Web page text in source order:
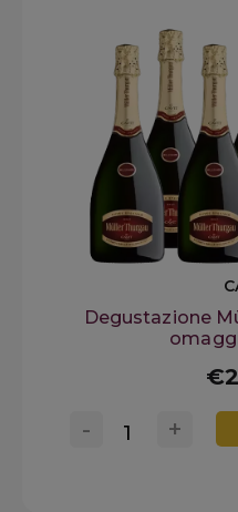
Degustazione
+
-